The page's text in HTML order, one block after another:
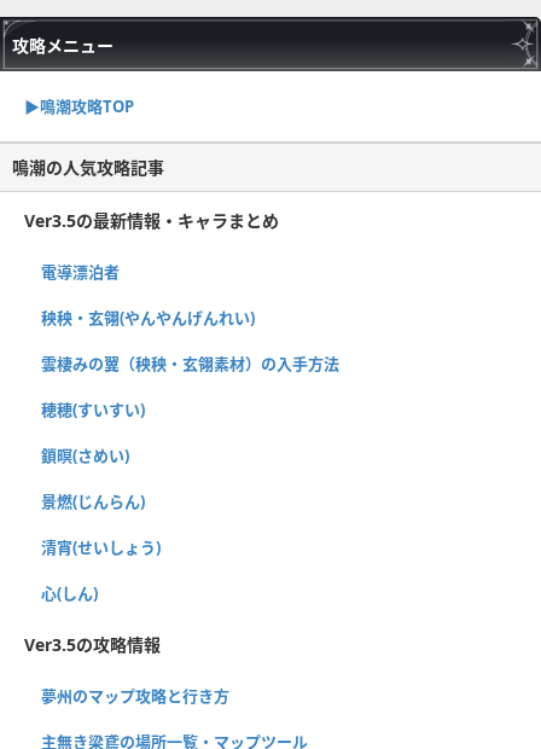
攻略メニュー
▶︎鳴潮攻略TOP
鳴潮の人気攻略記事
Ver3.5の最新情報・キャラまとめ
電導漂泊者
秧秧・玄翎(やんやんげんれい)
雲棲みの翼（秧秧・玄翎素材）の入手方法
穂穂(すいすい)
鎖暝(さめい)
景燃(じんらん)
清宵(せいしょう)
心(しん)
Ver3.5の攻略情報
夢州のマップ攻略と行き方
主無き梁鳶の場所一覧・マップツール